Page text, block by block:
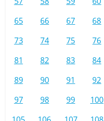
65
66 67 68
73
74 75 76
81
82 83 84
89
90 91 92
97
98 99 100